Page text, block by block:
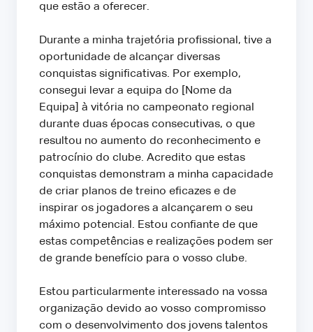
que estão a oferecer.
Durante a minha trajetória profissional, tive a
oportunidade de alcançar diversas
conquistas significativas. Por exemplo,
consegui levar a equipa do [Nome da
Equipa] à vitória no campeonato regional
durante duas épocas consecutivas, o que
resultou no aumento do reconhecimento e
patrocínio do clube. Acredito que estas
conquistas demonstram a minha capacidade
de criar planos de treino eficazes e de
inspirar os jogadores a alcançarem o seu
máximo potencial. Estou confiante de que
estas competências e realizações podem ser
de grande benefício para o vosso clube.
Estou particularmente interessado na vossa
organização devido ao vosso compromisso
com o desenvolvimento dos jovens talentos